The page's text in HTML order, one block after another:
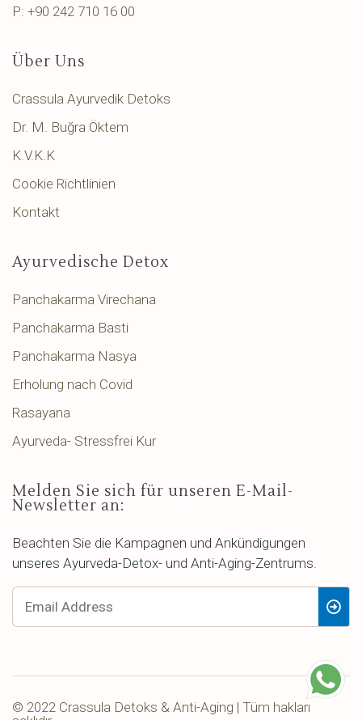
P: +90 242 710 16 00
Über Uns
Crassula Ayurvedik Detoks
Dr. M. Buğra Öktem
K.V.K.K
Cookie Richtlinien
Kontakt
Ayurvedische Detox
Panchakarma Virechana
Panchakarma Basti
Panchakarma Nasya
Erholung nach Covid
Rasayana
Ayurveda- Stressfrei Kur
Melden Sie sich für unseren E-Mail-
Newsletter an:
Beachten Sie die Kampagnen und Ankündigungen
unseres Ayurveda-Detox- und Anti-Aging-Zentrums.
© 2022 Crassula Detoks & Anti-Aging | Tüm hakları